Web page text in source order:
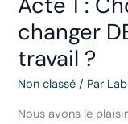
quoi
parle-
?
changer
travail ?
Non classé / Par
Nous avons le